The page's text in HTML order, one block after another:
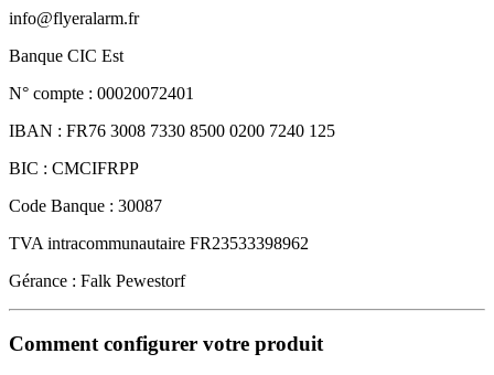
info@flyeralarm.fr
Banque CIC Est
N° compte : 00020072401
IBAN : FR76 3008 7330 8500 0200 7240 125
BIC : CMCIFRPP
Code Banque : 30087
TVA intracommunautaire FR23533398962
Gérance : Falk Pewestorf
Comment configurer votre produit